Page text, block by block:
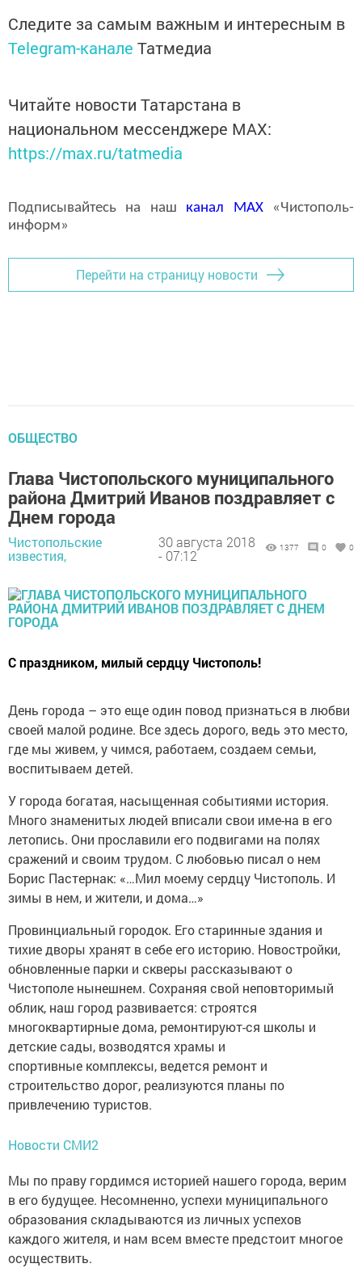
Следите за самым важным и интересным в
Telegram-канале Татмедиа
Читайте новости Татарстана в
национальном мессенджере MАХ:
https://max.ru/tatmedia
Подписывайтесь на наш канал MAX«Чистополь-
информ»
Перейти на страницу новости
ОБЩЕСТВО
Глава Чистопольского муниципального
района Дмитрий Иванов поздравляет с
Днем города
Чистопольские
известия,
30 августа 2018
- 07:12
1377 0 0
С праздником, милый сердцу Чистополь!
День города – это еще один повод признаться в любви
своей малой родине. Все здесь дорого, ведь это место,
где мы живем, у чимся, работаем, создаем семьи,
воспитываем детей.
У города богатая, насыщенная событиями история.
Много знаменитых людей вписали свои име-на в его
летопись. Они прославили его подвигами на полях
сражений и своим трудом. С любовью писал о нем
Борис Пастернак: «…Мил моему сердцу Чистополь. И
зимы в нем, и жители, и дома…»
Провинциальный городок. Его старинные здания и
тихие дворы хранят в себе его историю. Новостройки,
обновленные парки и скверы рассказывают о
Чистополе нынешнем. Сохраняя свой неповторимый
облик, наш город развивается: строятся
многоквартирные дома, ремонтируют-ся школы и
детские сады, возводятся храмы и
спортивные комплексы, ведется ремонт и
строительство дорог, реализуются планы по
привлечению туристов.
Новости СМИ2
Мы по праву гордимся историей нашего города, верим
в его будущее. Несомненно, успехи муниципального
образования складываются из личных успехов
каждого жителя, и нам всем вместе предстоит многое
осуществить.